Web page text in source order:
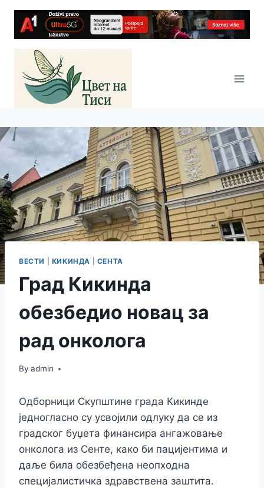
Skip
content
ВЕСТИ КИКИНДА СЕНТА
Град Кикинда
обезбедио новац за
рад онколога
By admin
Одборници Скупштине града Кикинде
једногласно су усвојили одлуку да се из
градског буџета финансира ангажовање
онколога из Сенте, како би пацијентима и
даље била обезбеђена неопходна
специјалистичка здравствена заштита.